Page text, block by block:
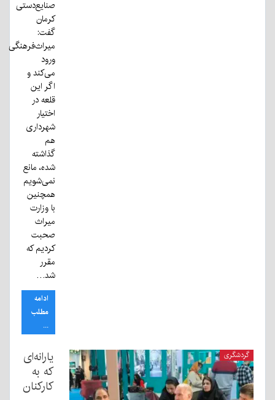
صنایع‌دستی
کرمان
گفت:
میراث‌فرهنگی
ورود
می‌کند و
اگر این
قلعه در
اختیار
شهرداری
هم
گذاشته
شده، مانع
نمی‌شویم
همچنین
با وزارت
میراث
صحبت
کردیم که
مقرر
شد…
ادامه
مطلب
...
گردشگری
یارانه‌ای
که به
کارکنان